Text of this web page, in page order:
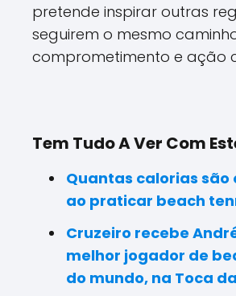
pretende inspirar outras
seguirem o mesmo
comprometimento e ação
Tem Tudo A Ver Com
Quantas calorias são
ao praticar beach
Cruzeiro recebe
melhor jogador de
do mundo, na Toca